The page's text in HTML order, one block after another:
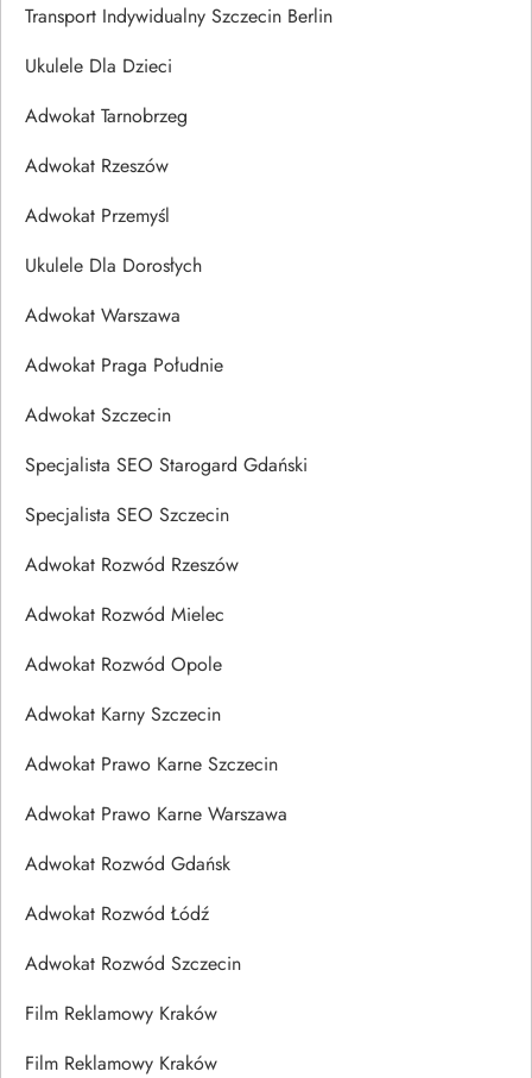
Transport Indywidualny Szczecin Berlin
Ukulele Dla Dzieci
Adwokat Tarnobrzeg
Adwokat Rzeszów
Adwokat Przemyśl
Ukulele Dla Dorosłych
Adwokat Warszawa
Adwokat Praga Południe
Adwokat Szczecin
Specjalista SEO Starogard Gdański
Specjalista SEO Szczecin
Adwokat Rozwód Rzeszów
Adwokat Rozwód Mielec
Adwokat Rozwód Opole
Adwokat Karny Szczecin
Adwokat Prawo Karne Szczecin
Adwokat Prawo Karne Warszawa
Adwokat Rozwód Gdańsk
Adwokat Rozwód Łódź
Adwokat Rozwód Szczecin
Film Reklamowy Kraków
Film Reklamowy Kraków